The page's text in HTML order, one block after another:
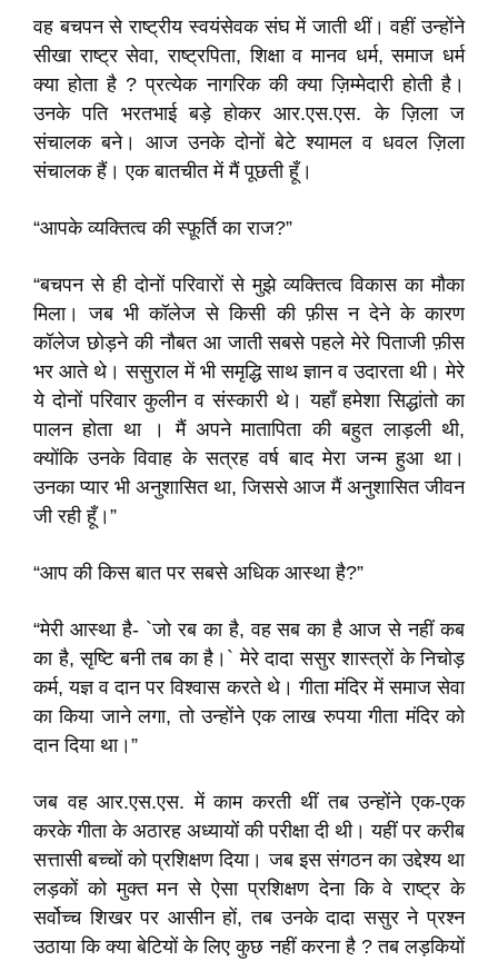
वह बचपन से राष्ट्रीय स्वयंसेवक संघ में जाती थीं। वहीं उन्होंने
सीखा राष्ट्र सेवा, राष्ट्रपिता, शिक्षा व मानव धर्म, समाज धर्म
क्या होता है ? प्रत्येक नागरिक की क्या ज़िम्मेदारी होती है।
उनके पति भरतभाई बड़े होकर आर.एस.एस. के ज़िला ज
संचालक बने। आज उनके दोनों बेटे श्यामल व धवल ज़िला
संचालक हैं। एक बातचीत में मैं पूछती हूँ।
“आपके व्यक्तित्व की स्फ़ूर्ति का राज?”
“बचपन से ही दोनों परिवारों से मुझे व्यक्तित्व विकास का मौका
मिला। जब भी कॉलेज से किसी की फ़ीस न देने के कारण
कॉलेज छोड़ने की नौबत आ जाती सबसे पहले मेरे पिताजी फ़ीस
भर आते थे। ससुराल में भी समृद्धि साथ ज्ञान व उदारता थी। मेरे
ये दोनों परिवार कुलीन व संस्कारी थे। यहाँ हमेशा सिद्धांतो का
पालन होता था । मैं अपने मातापिता की बहुत लाड़ली थी,
क्योंकि उनके विवाह के सत्रह वर्ष बाद मेरा जन्म हुआ था।
उनका प्यार भी अनुशासित था, जिससे आज मैं अनुशासित जीवन
जी रही हूँ।”
“आप की किस बात पर सबसे अधिक आस्था है?”
“मेरी आस्था है- `जो रब का है, वह सब का है आज से नहीं कब
का है, सृष्टि बनी तब का है।` मेरे दादा ससुर शास्त्रों के निचोड़
कर्म, यज्ञ व दान पर विश्वास करते थे। गीता मंदिर में समाज सेवा
का किया जाने लगा, तो उन्होंने एक लाख रुपया गीता मंदिर को
दान दिया था।”
जब वह आर.एस.एस. में काम करती थीं तब उन्होंने एक-एक
करके गीता के अठारह अध्यायों की परीक्षा दी थी। यहीं पर करीब
सत्तासी बच्चों को प्रशिक्षण दिया। जब इस संगठन का उद्देश्य था
लड़कों को मुक्त मन से ऐसा प्रशिक्षण देना कि वे राष्ट्र के
सर्वोच्च शिखर पर आसीन हों, तब उनके दादा ससुर ने प्रश्न
उठाया कि क्या बेटियों के लिए कुछ नहीं करना है ? तब लड़कियों